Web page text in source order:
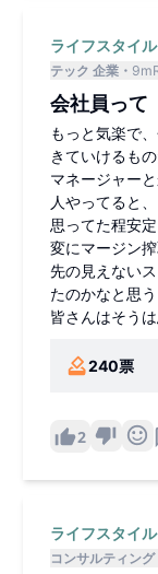
ライフスタイル
テック 企業
会社員って
もっと気楽で
きていけるも
マネージャー
人やってると、
思ってた程安
変にマージン
先の見えない
たのかなと思う
皆さんはそう
240票
2
ライフスタイル
コンサルティング